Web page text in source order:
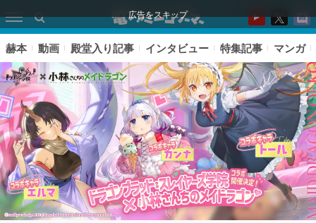
広告をスキップ
赫本 動画 殿堂入り記事 インタビュー 特集記事 マンガ